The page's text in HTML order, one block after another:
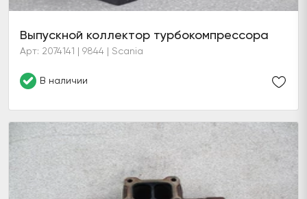
Выпускной коллектор турбокомпрессора
Арт: 2074141 | 9844 | Scania
В наличии